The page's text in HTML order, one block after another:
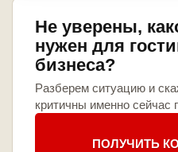
Не уверены,
нужен для
бизнеса?
Разберем ситуацию и
критичны именно сейчас
ПОЛУЧИТЬ